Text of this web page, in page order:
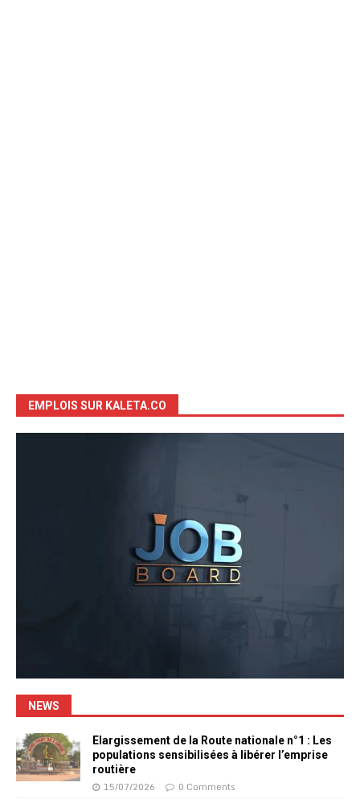
EMPLOIS SUR KALETA.CO
NEWS
Elargissement de la Route nationale n°1 : Les
populations sensibilisées à libérer l’emprise
routière
15/07/2026 0 Comments